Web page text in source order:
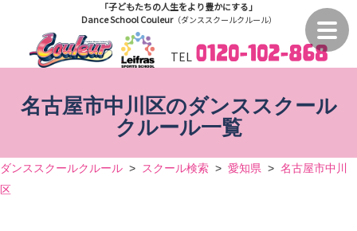
TEL
「子どもたちの人生をより豊かにする」
Dance School Couleur（ダンススクールクルール）
名古屋市中川区のダンススクール
クルール一覧
ダンススクールクルール > スクール検索 > 愛知県 > 名古屋市中川
区